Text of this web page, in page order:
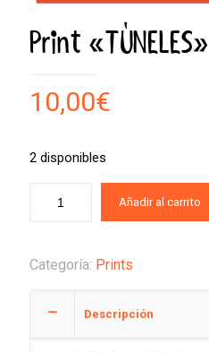
Print «TÚNELES»
10,00€
2 disponibles
Añadir al carrito
Categoría: Prints
Descripción